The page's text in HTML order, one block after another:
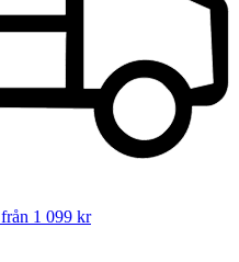
från 1 099 kr